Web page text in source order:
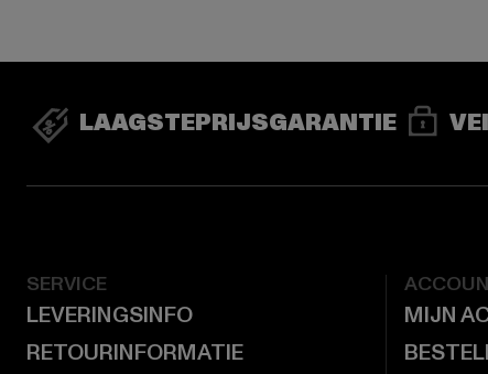
LAAGSTEPRIJSGARANTIE
SERVICE
LEVERINGSINFO
RETOURINFORMATIE
MIJN